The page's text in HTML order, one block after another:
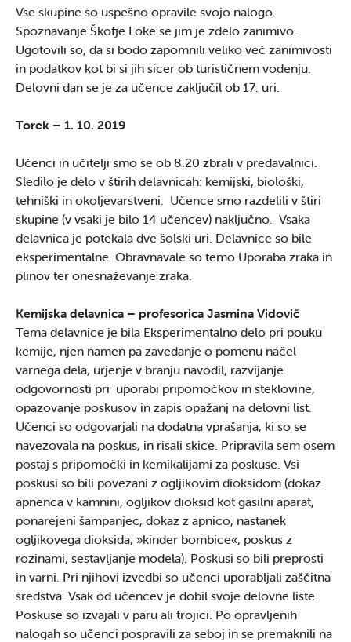
Vse skupine so uspešno opravile svojo nalogo.
Spoznavanje Škofje Loke se jim je zdelo zanimivo.
Ugotovili so, da si bodo zapomnili veliko več zanimivosti
in podatkov kot bi si jih sicer ob turističnem vodenju.
Delovni dan se je za učence zaključil ob 17. uri.
Torek – 1. 10. 2019
Učenci in učitelji smo se ob 8.20 zbrali v predavalnici.
Sledilo je delo v štirih delavnicah: kemijski, biološki,
tehniški in okoljevarstveni. Učence smo razdelili v štiri
skupine (v vsaki je bilo 14 učencev) naključno. Vsaka
delavnica je potekala dve šolski uri. Delavnice so bile
eksperimentalne. Obravnavale so temo Uporaba zraka in
plinov ter onesnaževanje zraka.
Kemijska delavnica – profesorica Jasmina Vidovič
Tema delavnice je bila Eksperimentalno delo pri pouku
kemije, njen namen pa zavedanje o pomenu načel
varnega dela, urjenje v branju navodil, razvijanje
odgovornosti pri uporabi pripomočkov in steklovine,
opazovanje poskusov in zapis opažanj na delovni list.
Učenci so odgovarjali na dodatna vprašanja, ki so se
navezovala na poskus, in risali skice. Pripravila sem osem
postaj s pripomočki in kemikalijami za poskuse. Vsi
poskusi so bili povezani z ogljikovim dioksidom (dokaz
apnenca v kamnini, ogljikov dioksid kot gasilni aparat,
ponarejeni šampanjec, dokaz z apnico, nastanek
ogljikovega dioksida, »kinder bombice«, poskus z
rozinami, sestavljanje modela). Poskusi so bili preprosti
in varni. Pri njihovi izvedbi so učenci uporabljali zaščitna
sredstva. Vsak od učencev je dobil svoje delovne liste.
Poskuse so izvajali v paru ali trojici. Po opravljenih
nalogah so učenci pospravili za seboj in se premaknili na